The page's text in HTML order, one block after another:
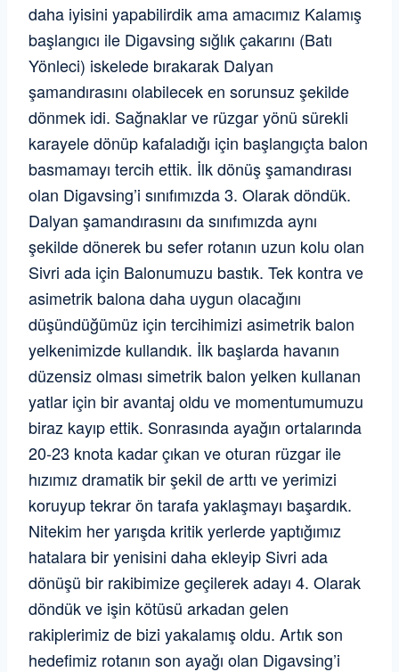
daha iyisini yapabilirdik ama amacımız Kalamış
başlangıcı ile Digavsing sığlık çakarını (Batı
Yönleci) iskelede bırakarak Dalyan
şamandırasını olabilecek en sorunsuz şekilde
dönmek idi. Sağnaklar ve rüzgar yönü sürekli
karayele dönüp kafaladığı için başlangıçta balon
basmamayı tercih ettik. İlk dönüş şamandırası
olan Digavsing’i sınıfımızda 3. Olarak döndük.
Dalyan şamandırasını da sınıfımızda aynı
şekilde dönerek bu sefer rotanın uzun kolu olan
Sivri ada için Balonumuzu bastık. Tek kontra ve
asimetrik balona daha uygun olacağını
düşündüğümüz için tercihimizi asimetrik balon
yelkenimizde kullandık. İlk başlarda havanın
düzensiz olması simetrik balon yelken kullanan
yatlar için bir avantaj oldu ve momentumumuzu
biraz kayıp ettik. Sonrasında ayağın ortalarında
20-23 knota kadar çıkan ve oturan rüzgar ile
hızımız dramatik bir şekil de arttı ve yerimizi
koruyup tekrar ön tarafa yaklaşmayı başardık.
Nitekim her yarışda kritik yerlerde yaptığımız
hatalara bir yenisini daha ekleyip Sivri ada
dönüşü bir rakibimize geçilerek adayı 4. Olarak
döndük ve işin kötüsü arkadan gelen
rakiplerimiz de bizi yakalamış oldu. Artık son
hedefimiz rotanın son ayağı olan Digavsing’i